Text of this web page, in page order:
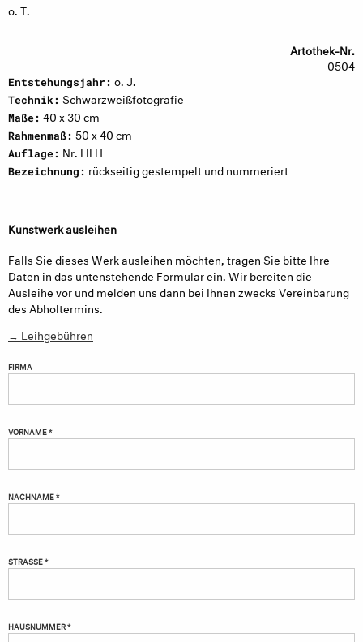
o. T.
Artothek-Nr.
0504
Entstehungsjahr: o. J.
Technik: Schwarzweißfotografie
Maße: 40 x 30 cm
Rahmenmaß: 50 x 40 cm
Auflage: Nr. I II H
Bezeichnung: rückseitig gestempelt und nummeriert
Kunstwerk ausleihen
Falls Sie dieses Werk ausleihen möchten, tragen Sie bitte Ihre
Daten in das untenstehende Formular ein. Wir bereiten die
Ausleihe vor und melden uns dann bei Ihnen zwecks Vereinbarung
des Abholtermins.
→ Leihgebühren
FIRMA
VORNAME *
NACHNAME *
STRASSE *
HAUSNUMMER *